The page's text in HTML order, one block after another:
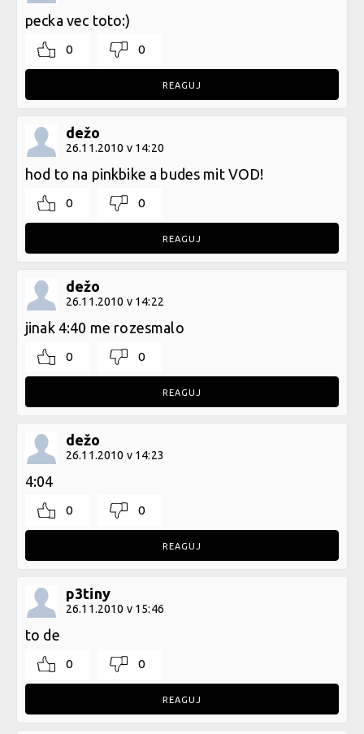
pecka vec toto:)
0 0
REAGUJ
dežo
26.11.2010 v 14:20
hod to na pinkbike a budes mit VOD!
0 0
REAGUJ
dežo
26.11.2010 v 14:22
jinak 4:40 me rozesmalo
0 0
REAGUJ
dežo
26.11.2010 v 14:23
4:04
0 0
REAGUJ
p3tiny
26.11.2010 v 15:46
to de
0 0
REAGUJ